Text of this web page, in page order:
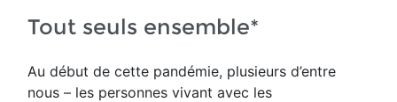
Tout seuls ensemble*
Au début de cette pandémie, plusieurs d’entre
nous – les personnes vivant avec les